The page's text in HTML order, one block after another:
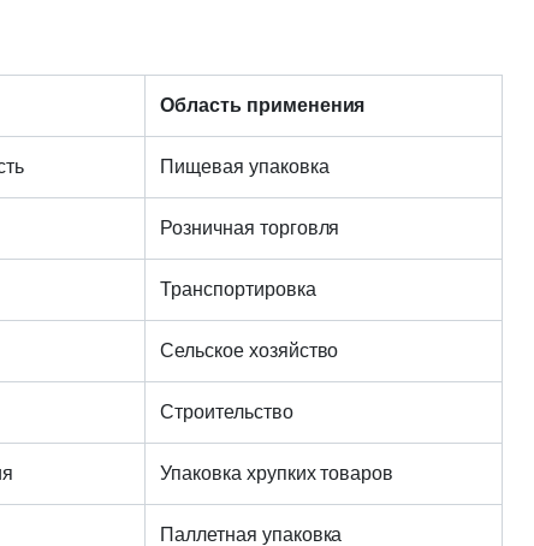
Область применения
Пищевая упаковка
Розничная торговля
Транспортировка
Сельское хозяйство
Строительство
Упаковка хрупких товаров
Паллетная упаковка